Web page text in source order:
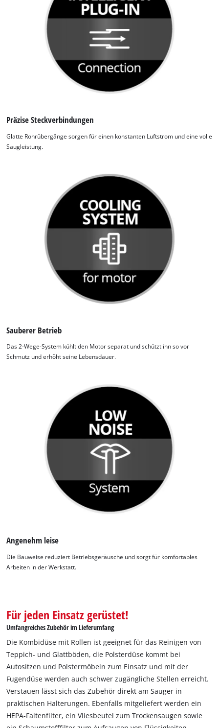
Wir benötigen deine Zustimmung, um
Google Maps laden zu können!
the site with their CMP to add this content
to the list of technologies used.
Powered byUsercentrics Consent
Management Platform
Präzise Steckverbindungen
Glatte Rohrübergänge sorgen für einen konstanten Luftstrom und eine volle
Saugleistung.
Sauberer Betrieb
Das 2-Wege-System kühlt den Motor separat und schützt ihn so vor
Schmutz und erhöht seine Lebensdauer.
Angenehm leise
Die Bauweise reduziert Betriebsgeräusche und sorgt für komfortables
Arbeiten in der Werkstatt.
Für jeden Einsatz gerüstet!
Umfangreiches Zubehör im Lieferumfang
Die Kombidüse mit Rollen ist geeignet für das Reinigen von
Teppich- und Glattböden, die Polsterdüse kommt bei
Autositzen und Polstermöbeln zum Einsatz und mit der
Fugendüse werden auch schwer zugängliche Stellen erreicht.
Verstauen lässt sich das Zubehör direkt am Sauger in
praktischen Halterungen. Ebenfalls mitgeliefert werden ein
HEPA-Faltenfilter, ein Vliesbeutel zum Trockensaugen sowie